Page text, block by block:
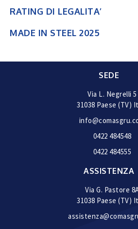
RATING DI LEGALITA’
MADE IN STEEL 2025
SEDE
Via L. Negrelli 5
31038 Paese (TV)
0422 484548
0422 484555
ASSISTENZA
Via G. Pastore
31038 Paese (TV)